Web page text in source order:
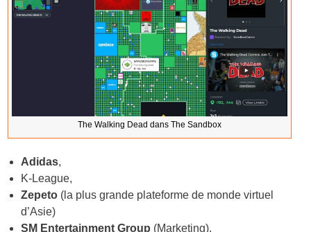
The Walking Dead dans The Sandbox
Adidas,
K-League,
Zepeto (la plus grande plateforme de monde virtuel
d’Asie)
SM Entertainment Group (Marketing),